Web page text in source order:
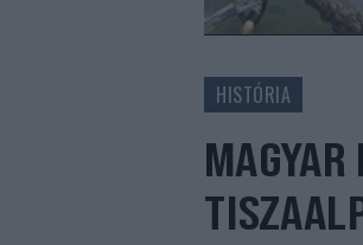
MAGYAR
HISTÓRIA